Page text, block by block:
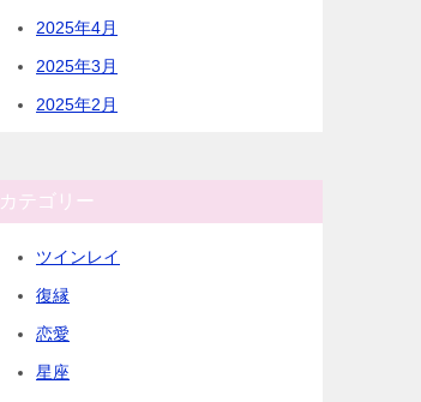
2025年4月
2025年3月
2025年2月
カテゴリー
ツインレイ
復縁
恋愛
星座